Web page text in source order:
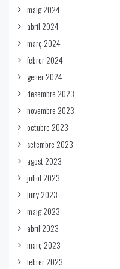
maig 2024
abril 2024
març 2024
febrer 2024
gener 2024
desembre 2023
novembre 2023
octubre 2023
setembre 2023
agost 2023
juliol 2023
juny 2023
maig 2023
abril 2023
març 2023
febrer 2023